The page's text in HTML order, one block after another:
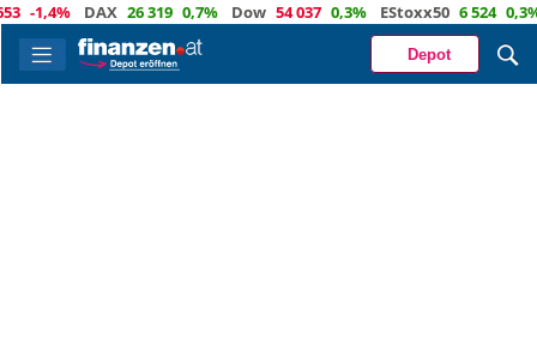
-1,4% DAX 26 319 0,7% Dow 54 037 0,3% EStoxx50 6 524 0,3%
Depot